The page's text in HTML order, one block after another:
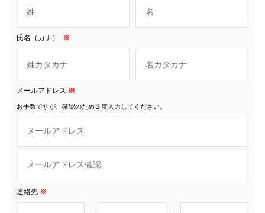
氏名（カナ） ※
メールアドレス ※
お手数ですが、確認のため２度入力してください。
連絡先 ※